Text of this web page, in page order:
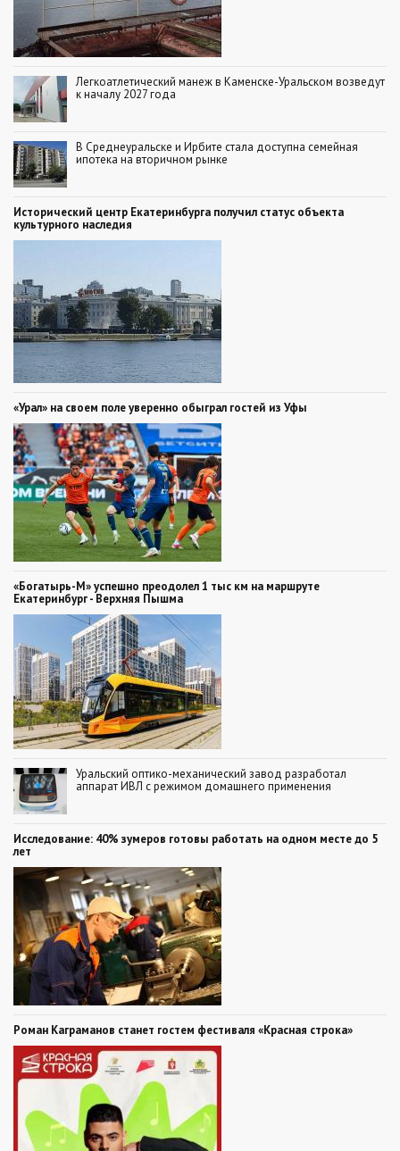
Легкоатлетический манеж в Каменске-Уральском возведут
к началу 2027 года
В Среднеуральске и Ирбите стала доступна семейная
ипотека на вторичном рынке
Исторический центр Екатеринбурга получил статус объекта
культурного наследия
«Урал» на своем поле уверенно обыграл гостей из Уфы
«Богатырь-М» успешно преодолел 1 тыс км на маршруте
Екатеринбург - Верхняя Пышма
Уральский оптико-механический завод разработал
аппарат ИВЛ с режимом домашнего применения
Исследование: 40% зумеров готовы работать на одном месте до 5
лет
Роман Каграманов станет гостем фестиваля «Красная строка»